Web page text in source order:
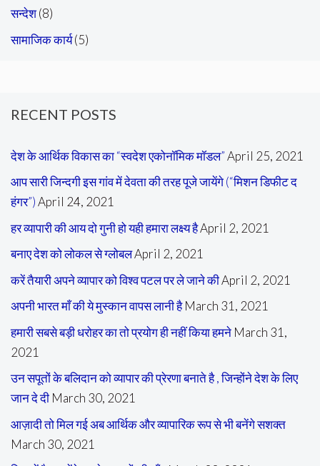
सन्देश(8)
सामाजिक कार्य(5)
RECENT POSTS
देश के आर्थिक विकास का “स्वदेश एकोनॉमिक मॉडल”April 25, 2021
आप सारी जिन्दगी इस गांव में देवता की तरह पूजे जायेंगे (“मिशन डिफीट द
हंगर”)April 24, 2021
हर व्यापारी की आय दो गुनी हो यही हमारा लक्ष्य हैApril 2, 2021
बनाए देश को लोकल से ग्लोबलApril 2, 2021
करें तैयारी अपने व्यापार को विश्व पटल पर ले जाने कीApril 2, 2021
अपनी भारत माँ की ये मुस्कान वापस लानी है March 31, 2021
हमारी सबसे बड़ी धरोहर का तो प्रयोग ही नहीं किया हमने March 31,
2021
उन सपूतों के बलिदान को व्यापार की प्रेरणा बनाते है , जिन्होंने देश के लिए
जान दे दी March 30, 2021
आज़ादी तो मिल गई अब आर्थिक और व्यापारिक रूप से भी बनेंगे सशक्त
March 30, 2021